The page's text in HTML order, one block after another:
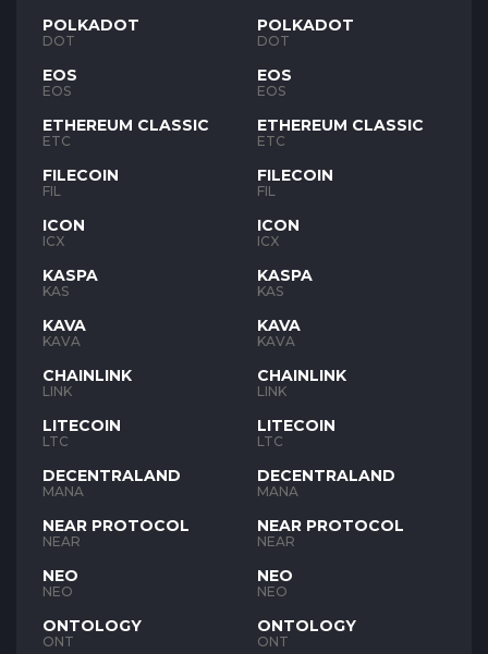
POLKADOT
DOT
EOS
EOS
ETHEREUM CLASSIC
ETC
FILECOIN
FIL
ICON
ICX
KASPA
KAS
KAVA
KAVA
CHAINLINK
LINK
LITECOIN
LTC
DECENTRALAND
MANA
NEAR PROTOCOL
NEAR
NEO
NEO
ONTOLOGY
ONT
POLKADOT
DOT
EOS
EOS
ETHEREUM CLASSIC
ETC
FILECOIN
FIL
ICON
ICX
KASPA
KAS
KAVA
KAVA
CHAINLINK
LINK
LITECOIN
LTC
DECENTRALAND
MANA
NEAR PROTOCOL
NEAR
NEO
NEO
ONTOLOGY
ONT